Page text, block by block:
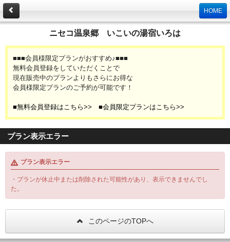
HOME
ニセコ温泉郷 いこいの湯宿いろは
■■■会員様限定プランがおすすめ♪■■■
無料会員登録をしていただくことで
現在販売中のプランよりもさらにお得な
会員様限定プランのご予約が可能です！
■無料会員登録はこちら>> ■会員限定プランはこちら>>
プラン表示エラー
プラン表示エラー
・プランが休止中または削除された可能性があり、表示できませんでし
た。
このページのTOPへ